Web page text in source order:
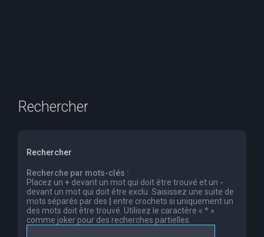
Rechercher
Rechercher
Recherche par mots-clés :
Placez un + devant un mot qui doit être trouvé et un -
devant un mot qui doit être exclu. Saisissez une suite de
mots séparés par des
entre crochets si uniquement un
des mots doit être trouvé. Utilisez le caractère « * »
comme joker pour des recherches partielles.